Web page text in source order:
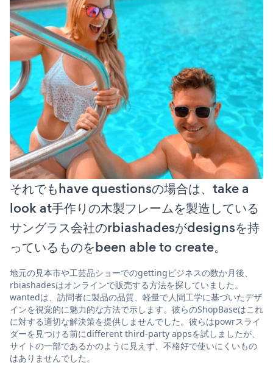
それでもhave questionsの場合は、take a
look at手作りの木製フレームを製造している
サングラス会社のrbiashadesがdesignsを持
っているものをbeen able to create。
地元の見本市や工芸品ショーでのgettingビジネスの数か月後、
rbiashadesはオンラインで販売する方法を探していました。
wantedは、訪問者に製品の品質、軽量で人間工学に基づいたデザ
インを視覚的に魅力的な方法で示します。彼らのShopBaseはこれ
に対する適切な解決策を提供しませんでした。彼らはpowrスライ
ダーを見つける前にdifferent third-party appsを試しましたが、
サイトの一部であるかのように見えず、不格好で使いにくいもの
はありませんでした。